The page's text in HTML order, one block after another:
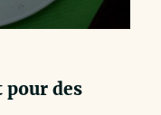
des